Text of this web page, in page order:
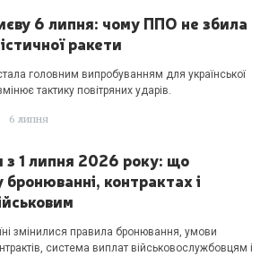
6 липня: чому ППО не збила
ракети
головним випробуванням для української
тактику повітряних ударів.
6 липня
з 1 липня 2026 року: що
бронюванні, контрактах і
змінилися правила бронювання, умови
система виплат військовослужбовцям і